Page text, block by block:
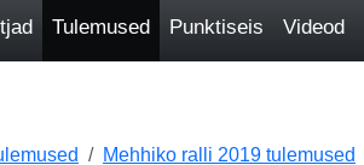
Tulemused Punktiseis Videod
Mehhiko ralli 2019 tulemused